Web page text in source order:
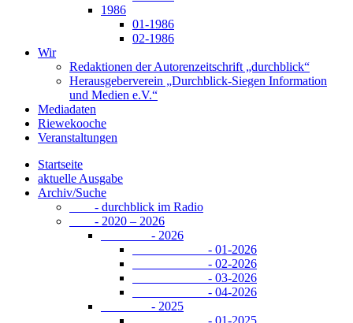
1986
01-1986
02-1986
Wir
Redaktionen der Autorenzeitschrift „durchblick“
Herausgeberverein „Durchblick-Siegen Information
und Medien e.V.“
Mediadaten
Riewekooche
Veranstaltungen
Startseite
aktuelle Ausgabe
Archiv/Suche
- durchblick im Radio
- 2020 – 2026
- 2026
- 01-2026
- 02-2026
- 03-2026
- 04-2026
- 2025
- 01-2025